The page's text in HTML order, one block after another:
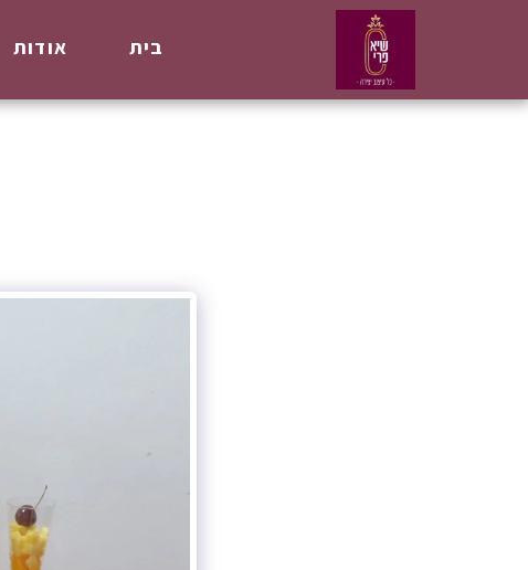
בית אודות